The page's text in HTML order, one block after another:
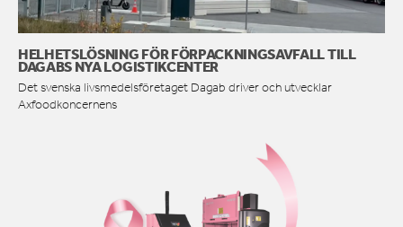
HELHETSLÖSNING FÖR FÖRPACKNINGSAVFALL TILL
DAGABS NYA LOGISTIKCENTER
Det svenska livsmedelsföretaget Dagab driver och utvecklar
Axfoodkoncernens